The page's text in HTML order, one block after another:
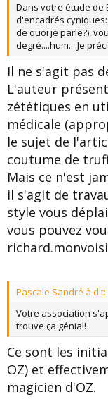
Dans votre étude de
d'encadrés
de quoi je parle?),
degré....hum....Je
Il ne s'agit pas
L'auteur
zététiques en
médicale
le sujet de
coutume de
Mais ce n'est
il s'agit de
style vous
vous pouvez
Pascale Sandré à dit:
Votre association
trouve ça génial!
Ce sont les
OZ) et
magicien d'OZ.